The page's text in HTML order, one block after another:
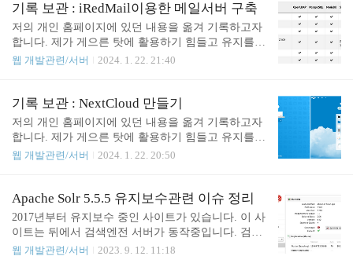
정상 수용되도록 하기 위해서는 SSL, SPF, DKIM 등을 설정해야 한
다. 그리고 아울러 DNS PTR 레코드 등록 여부도 확인을 해야 한다.
이번에는 그 첫째로 SSL 설정할 것이다. 설정 전 검토 사항 hostname
설정 앞에서 매일서버 설치과정에서 호스트 이름 및 도매인 설정을
완료했을 것이다. 만일 안되어 있다면 확인하고 해주어야 한다. 아래
기록 보관 : iRedMail이용한 메일서버 구축
저의 개인 홈페이지에 있던 내용을 옮겨 기록하고자
합니다. 제가 게으른 탓에 활용하기 힘들고 유지를
하기에 금전적으로도 낭비다 생각되어 님길 것은 남
사내에서 iRedMail 솔루션을 이용하여 매일 서비스를
운영하고 있다. 그런데 기존 운영 솔루션의 버전이 1.
3.2, 최신 버전이 1.6.0로 버전 차이가 상당히 난다.
히 이전된다는 보장도 할 수 없고, 또 내가 이 솔루션
사용 중인 도매인에 매일서버 구축을 하면서 테스트
를 해보고자 한다. 설치를 위한 준비 도매인 주소 준
비 매일서버와 연결할 도매인 주소를..
웹 개발관련/서버 2024. 1. 22. 21:40
기록 보관 : NextCloud 만들기
저의 개인 홈페이지에 있던 내용을 옮겨 기록하고자
합니다. 제가 게으른 탓에 활용하기 힘들고 유지를
하기에 금전적으로도 낭비다 생각되어 님길 것은 남
loud 소개 넥스트클라우드는 파일 공유, 화상 회의,
문자 대화, 메일, 온라인 문서 작성 등 구글 클라우드
에서 가능한 대부분의 기능을 실현할 수 있는 오픈소
운영환경은 PHP를 지원하는 웹서버 환경이라면 뭐
웹 개발관련/서버 2024. 1. 22. 20:50
Apache Solr 5.5.5 유지보수관련 이슈 정리
2017년부터 유지보수 중인 사이트가 있습니다. 이 사
이트는 뒤에서 검색엔전 서버가 동작중입니다. 검색
엔진으로 Apache Solr를 사용하고 있습니다. 버전은
웹 개발관련/서버 2023. 9. 12. 11:18